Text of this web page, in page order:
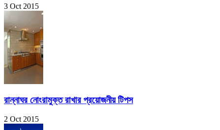
3 Oct 2015
রান্নাঘর নোংরামুক্ত রাখার প্রয়োজনীয় টিপস
2 Oct 2015